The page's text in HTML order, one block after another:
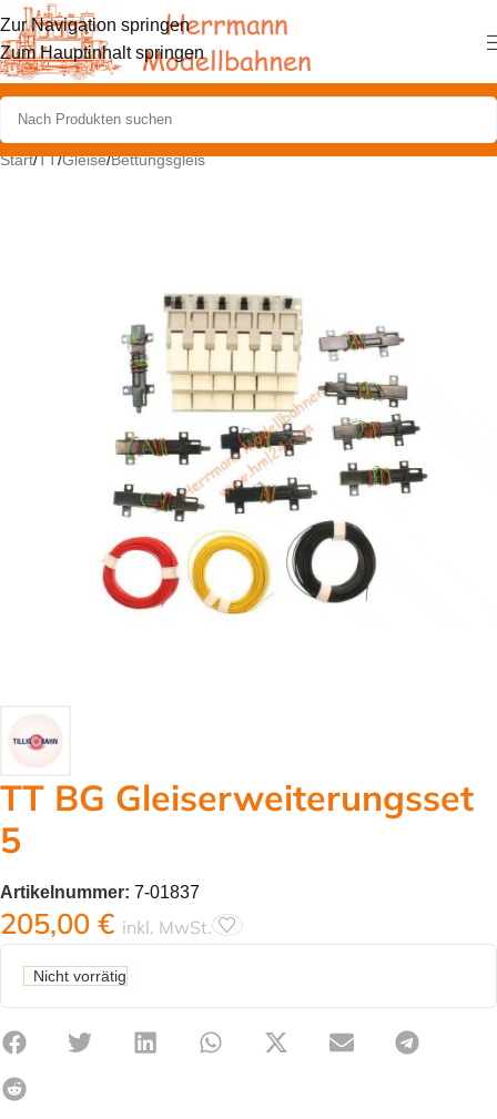
Zur Navigation springen
Zum Hauptinhalt springen
Start/TT/Gleise/Bettungsgleis
TT BG Gleiserweiterungsset
5
Artikelnummer: 7-01837
205,00 € inkl. MwSt.
Nicht vorrätig